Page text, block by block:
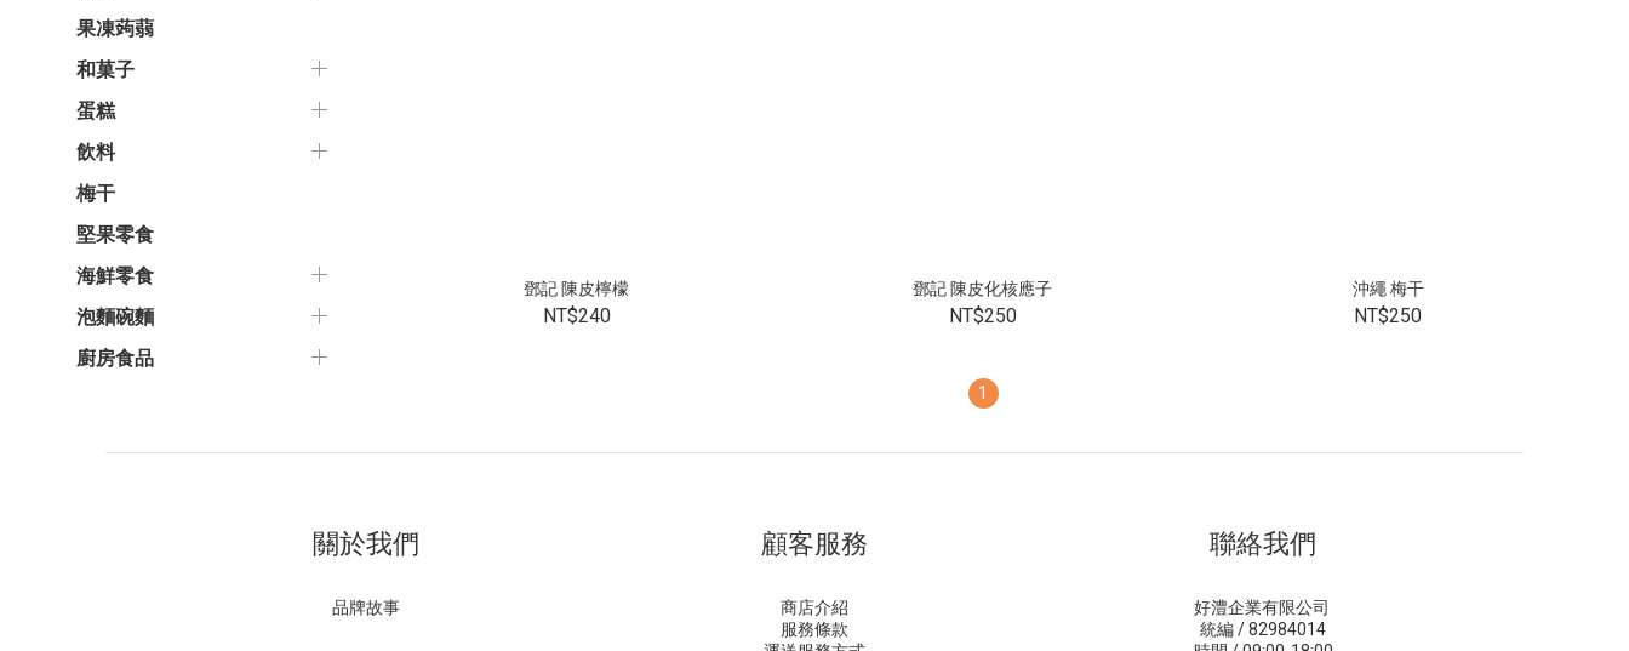
果凍蒟蒻
和菓子
蛋糕
飲料
梅干
堅果零食
海鮮零食
泡麵碗麵
廚房食品
鄧記 陳皮檸檬
NT$240
鄧記 陳皮化核應子
NT$250
沖繩 梅干
NT$250
1
關於我們
品牌故事
顧客服務
商店介紹
服務條款
聯絡我們
好澧企業有限公司
統編 / 82984014